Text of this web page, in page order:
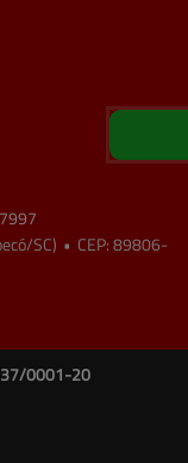
SC) • CEP: 89806-
0001-20